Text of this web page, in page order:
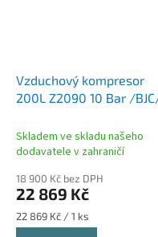
Vzduchový kompresor
200L Z2090 10 Bar /
Skladem ve skladu našeho
dodavatele v zahraničí
18 900 Kč bez DPH
22 869 Kč
Měrná
cena:
22 869 Kč / 1 ks